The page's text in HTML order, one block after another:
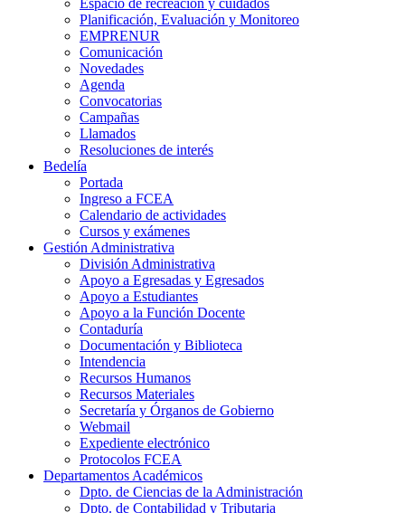
Espacio de recreación y cuidados
Planificación, Evaluación y Monitoreo
EMPRENUR
Comunicación
Novedades
Agenda
Convocatorias
Campañas
Llamados
Resoluciones de interés
Bedelía
Portada
Ingreso a FCEA
Calendario de actividades
Cursos y exámenes
Gestión Administrativa
División Administrativa
Apoyo a Egresadas y Egresados
Apoyo a Estudiantes
Apoyo a la Función Docente
Contaduría
Documentación y Biblioteca
Intendencia
Recursos Humanos
Recursos Materiales
Secretaría y Órganos de Gobierno
Webmail
Expediente electrónico
Protocolos FCEA
Departamentos Académicos
Dpto. de Ciencias de la Administración
Dpto. de Contabilidad y Tributaria